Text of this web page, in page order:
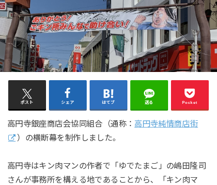
ポスト シェア はてブ 送る Pocket
高円寺銀座商店会協同組合（通称： 高円寺純情商店街
）の横断幕を制作しました。
高円寺はキン肉マンの作者で「ゆでたまご」の嶋田隆司
さんが事務所を構える地であることから、「キン肉マ